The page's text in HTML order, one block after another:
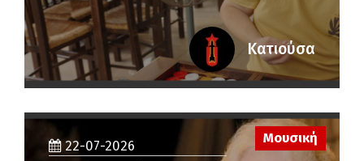
Κατιούσα
22-07-2026
Μουσική